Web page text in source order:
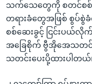
ဘာသာစကားများ
သက်သေတွေကို စတင်စစ်ဆ
တရားခံတွေအဖြစ် စွပ်စွဲ
စစ်ဆေးခွင့် ငြင်းပယ်
အခြေစိုက် ဗွီအိုအေသတင်
သတင်းပေးပို့ထားပါတယ်